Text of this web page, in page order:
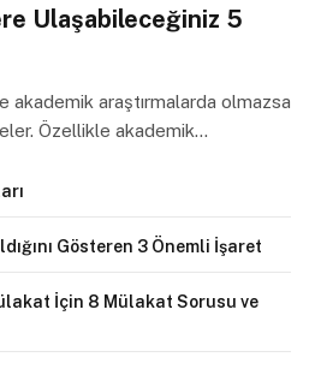
Ulaşabileceğiniz 5
akademik araştırmalarda olmazsa
Özellikle akademik…
Gösteren 3 Önemli İşaret
İçin 8 Mülakat Sorusu ve